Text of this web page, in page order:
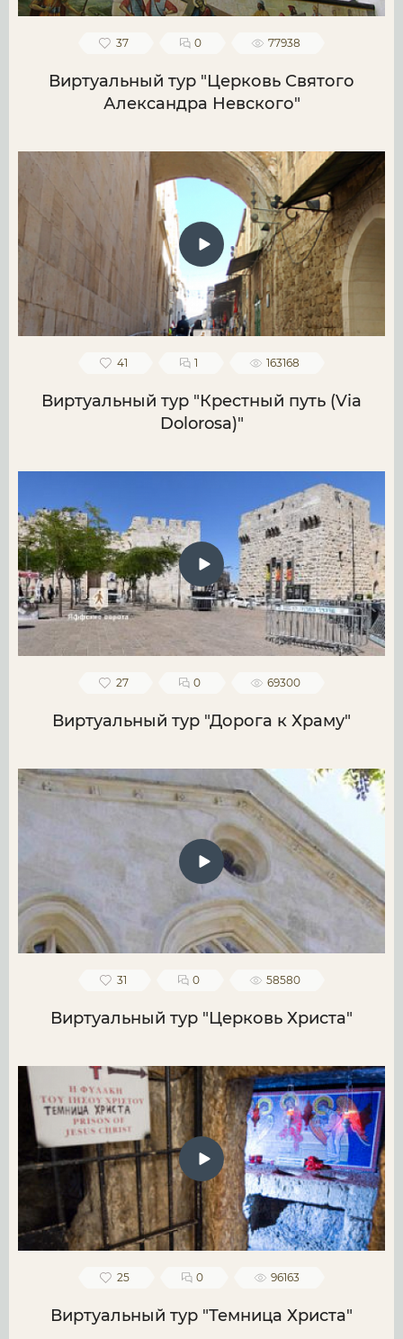
37 0 77938
Виртуальный тур "Церковь Святого
Александра Невского"
41 1 163168
Виртуальный тур "Крестный путь (Via
Dolorosa)"
27 0 69300
Виртуальный тур "Дорога к Храму"
31 0 58580
Виртуальный тур "Церковь Христа"
25 0 96163
Виртуальный тур "Темница Христа"